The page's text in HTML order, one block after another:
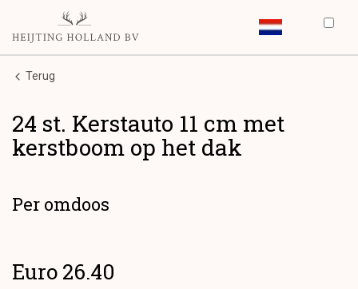
Terug
24 st. Kerstauto 11 cm met
kerstboom op het dak
Per omdoos
Euro 26.40